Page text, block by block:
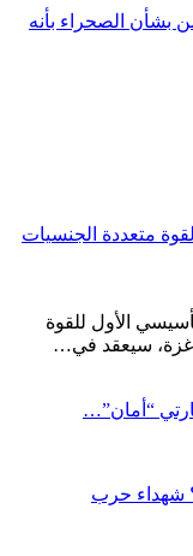
بشأن الصحراء بأنه
متعددة الجنسيات
الأول للقوة
غزة، سيعقد في…
“أمان”…
شهداء حرب